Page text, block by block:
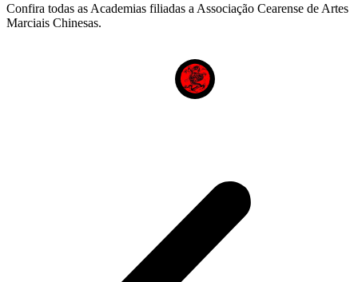
Confira todas as Academias filiadas a Associação Cearense de Artes
Marciais Chinesas.